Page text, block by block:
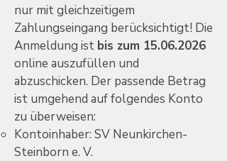
nur mit gleichzeitigem
Zahlungseingang berücksichtigt! Die
Anmeldung ist bis zum 15.06.2026
online auszufüllen und
abzuschicken. Der passende Betrag
ist umgehend auf folgendes Konto
zu überweisen:
Kontoinhaber: SV Neunkirchen-
Steinborn e. V.